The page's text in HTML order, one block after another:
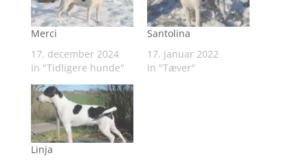
Merci
17. december 2024
In "Tidligere hunde"
Santolina
17. januar 2022
In "Tæver"
Linja